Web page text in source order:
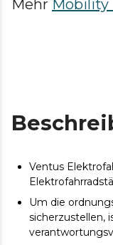
Mehr Mobility
Ventus
Um die
sicherzustellen,